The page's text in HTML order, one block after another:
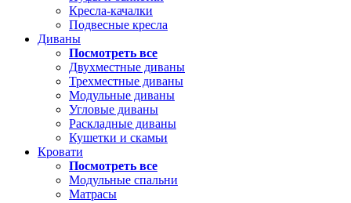
Кресла-качалки
Подвесные кресла
Диваны
Посмотреть все
Двухместные диваны
Трехместные диваны
Модульные диваны
Угловые диваны
Раскладные диваны
Кушетки и скамьи
Кровати
Посмотреть все
Модульные спальни
Матрасы